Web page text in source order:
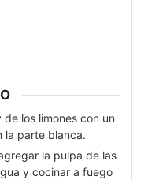
los limones con un
la parte blanca.
la pulpa de las
y cocinar a fuego